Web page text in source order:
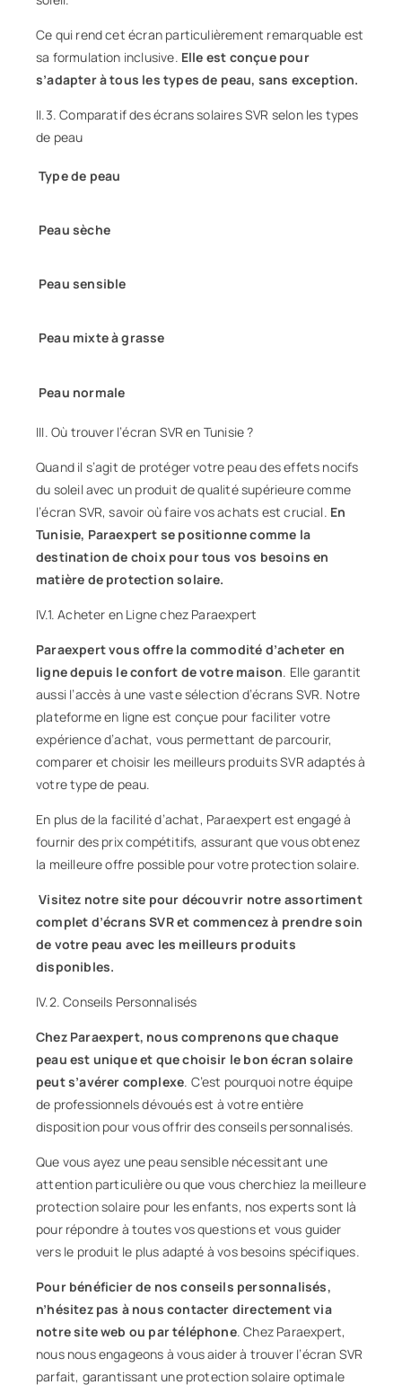
Ce qui rend cet écran particulièrement remarquable est
sa formulation inclusive. Elle est conçue pour
s’adapter à tous les types de peau, sans exception.
II.3. Comparatif des écrans solaires SVR selon les types
de peau
Type de peau
Peau sèche
Peau sensible
Peau mixte à grasse
Peau normale
III. Où trouver l’écran SVR en Tunisie ?
Quand il s’agit de protéger votre peau des effets nocifs
du soleil avec un produit de qualité supérieure comme
l’écran SVR, savoir où faire vos achats est crucial. En
Tunisie, Paraexpert se positionne comme la
destination de choix pour tous vos besoins en
matière de protection solaire.
IV.1. Acheter en Ligne chez Paraexpert
Paraexpert vous offre la commodité d’acheter en
ligne depuis le confort de votre maison. Elle garantit
aussi l’accès à une vaste sélection d’écrans SVR. Notre
plateforme en ligne est conçue pour faciliter votre
expérience d’achat, vous permettant de parcourir,
comparer et choisir les meilleurs produits SVR adaptés à
votre type de peau.
En plus de la facilité d’achat, Paraexpert est engagé à
fournir des prix compétitifs, assurant que vous obtenez
la meilleure offre possible pour votre protection solaire.
Visitez notre site pour découvrir notre assortiment
complet d’écrans SVR et commencez à prendre soin
de votre peau avec les meilleurs produits
disponibles.
IV.2. Conseils Personnalisés
Chez Paraexpert, nous comprenons que chaque
peau est unique et que choisir le bon écran solaire
peut s’avérer complexe. C’est pourquoi notre équipe
de professionnels dévoués est à votre entière
disposition pour vous offrir desconseilspersonnalisés.
Que vous ayez une peau sensible nécessitant une
attention particulière ou que vous cherchiez la meilleure
protection solaire pour les enfants, nos experts sont là
pour répondre à toutes vos questions et vous guider
vers le produit le plus adapté à vos besoins spécifiques.
Pour bénéficier de nos conseils personnalisés,
n’hésitez pas à nous contacter directement via
notre site web ou par téléphone. Chez Paraexpert,
nous nous engageons à vous aider à trouver l’écran SVR
parfait, garantissant une protection solaire optimale